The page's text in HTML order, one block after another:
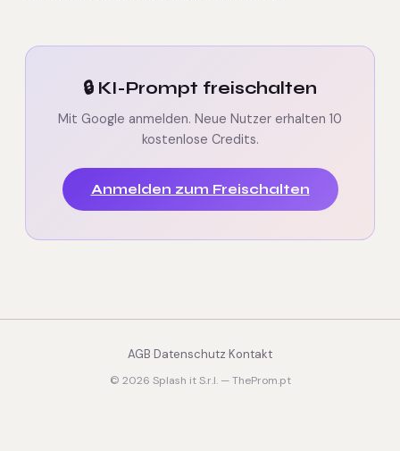
🔒 KI-Prompt freischalten
Mit Google anmelden. Neue Nutzer erhalten 10
kostenlose Credits.
Anmelden zum Freischalten
AGB·Datenschutz·Kontakt
© 2026 Splash it S.r.l. — TheProm.pt